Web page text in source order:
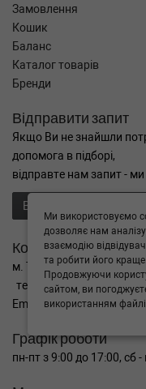
Замовлення
Кошик
Баланс
Каталог товарів
Бренди
Відправити запит
Якщо Ви не знайшли
допомога в підборі,
відправте нам запит -
Відправити запит
Контакти
м. Тернопіль вул.
тел. +38(099)650-59-19
Email.
Графік роботи
пн-пт з 9:00 до 17:00, сб -
Ми використовуємо
дозволяє нам
взаємодію
та робити його краще.
Продовжуючи
сайтом, ви
використанням